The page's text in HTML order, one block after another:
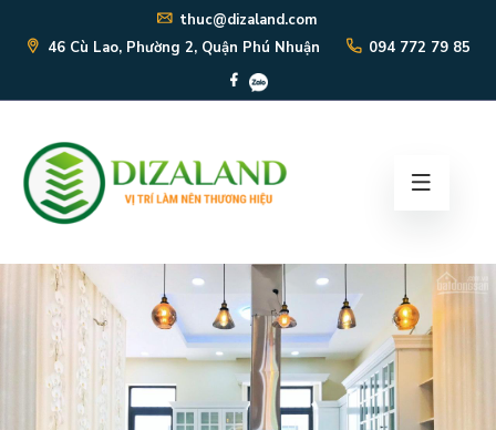
thuc@dizaland.com
46 Cù Lao, Phường 2, Quận Phú Nhuận
094 772 79 85